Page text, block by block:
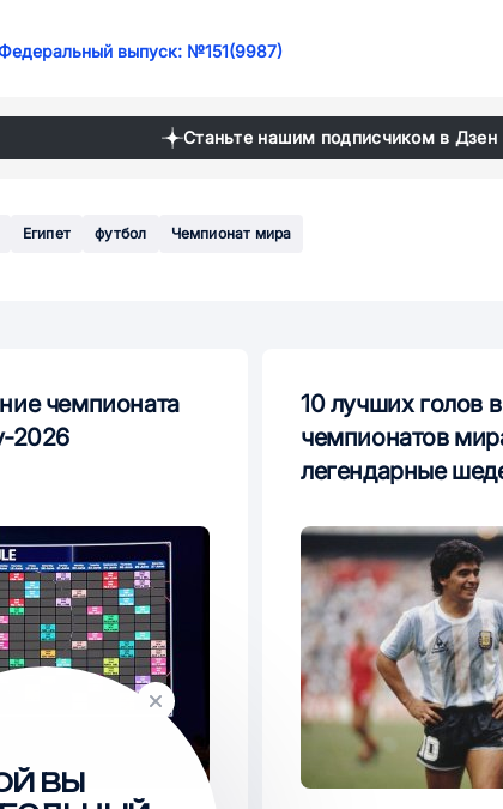
ВЫ
Федеральный выпуск: №151(9987)
Станьте нашим подписчиком в Дзен
Египет футбол Чемпионат мира
чемпионата
2026
10 лучших голов
чемпионатов
легендарные